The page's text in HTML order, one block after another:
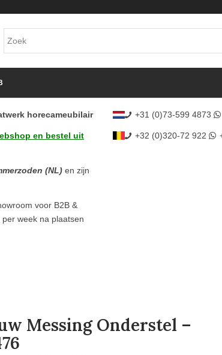
horecameubilair
en bestel uit
(NL) en zijn
voor B2B &
week na plaatsen
+31 (0)73-599 4873
+32 (0)320-72 922
Messing Onderstel –